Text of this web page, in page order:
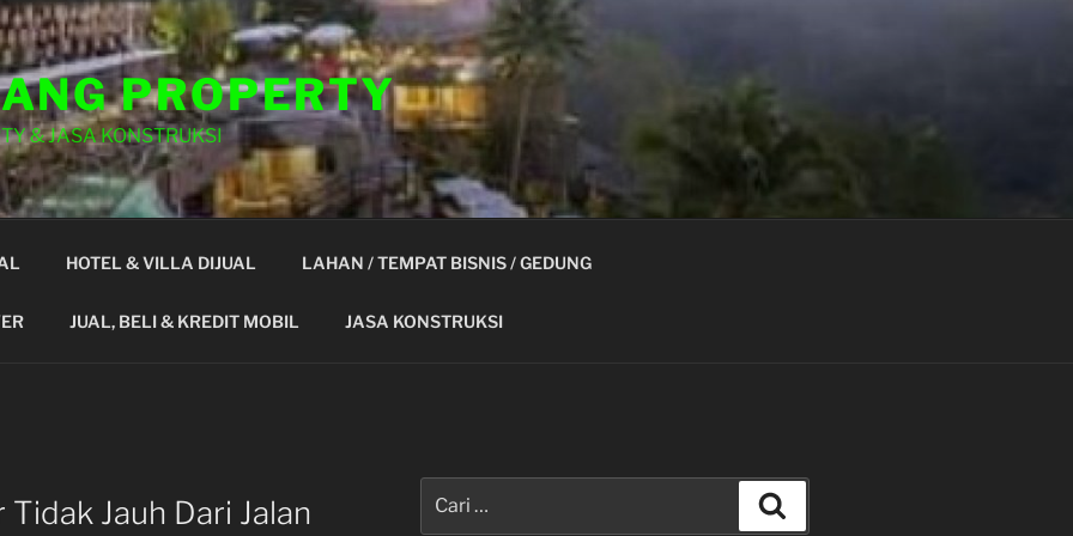
PROPERTY
& JASA KONSTRUKSI
HOTEL & VILLA DIJUAL LAHAN / TEMPAT BISNIS / GEDUNG
JUAL, BELI & KREDIT MOBIL JASA KONSTRUKSI
Jauh Dari Jalan
untuk: